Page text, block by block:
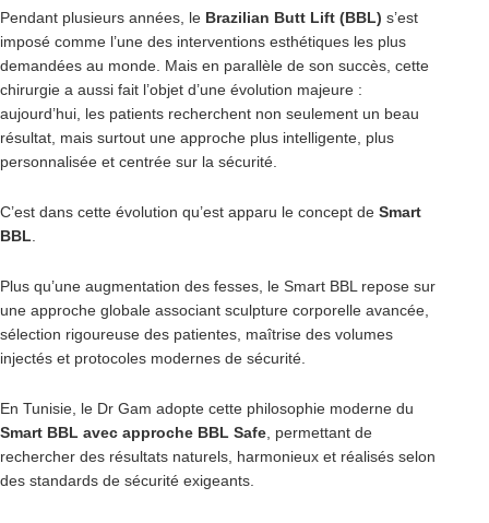
Pendant plusieurs années, le Brazilian Butt Lift (BBL) s’est
imposé comme l’une des interventions esthétiques les plus
demandées au monde. Mais en parallèle de son succès, cette
chirurgie a aussi fait l’objet d’une évolution majeure :
aujourd’hui, les patients recherchent non seulement un beau
résultat, mais surtout une approche plus intelligente, plus
personnalisée et centrée sur la sécurité.
C’est dans cette évolution qu’est apparu le concept de Smart
BBL
Plus qu’une augmentation des fesses, le Smart BBL repose sur
une approche globale associant sculpture corporelle avancée,
sélection rigoureuse des patientes, maîtrise des volumes
injectés et protocoles modernes de sécurité.
En Tunisie, le Dr Gam adopte cette philosophie moderne du
Smart BBL avec approche BBL Safe , permettant de
rechercher des résultats naturels, harmonieux et réalisés selon
des standards de sécurité exigeants.